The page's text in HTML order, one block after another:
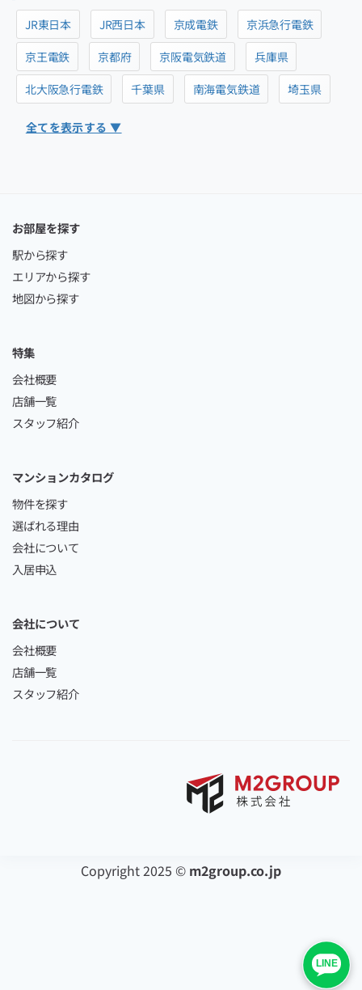
JR東日本 JR西日本 京成電鉄
京浜急行電鉄
京王電鉄
京都府 京阪電気鉄道
兵庫県
北大阪急行電鉄
千葉県 南海電気鉄道 埼玉県
全てを表示する ▼
お部屋を探す
駅から探す
エリアから探す
地図から探す
特集
会社概要
店舗一覧
スタッフ紹介
マンションカタログ
物件を探す
選ばれる理由
会社について
入居申込
会社について
会社概要
店舗一覧
スタッフ紹介
Copyright 2025 © m2group.co.jp
LINE